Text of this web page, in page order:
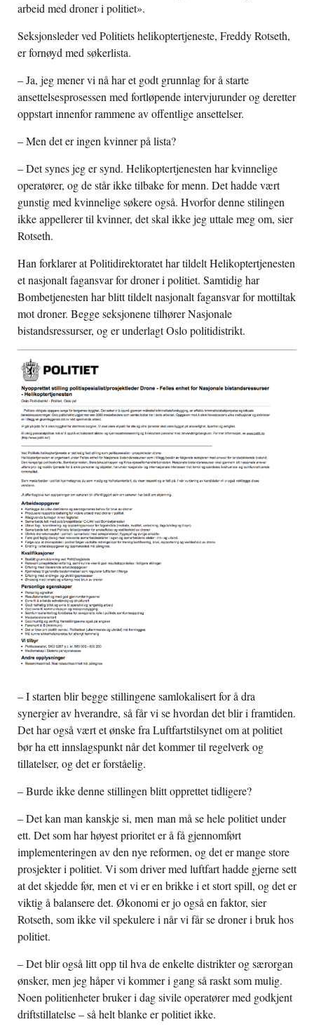
arbeid med droner i politiet».
Seksjonsleder ved Politiets helikoptertjeneste, Freddy Rotseth,
er fornøyd med søkerlista.
– Ja, jeg mener vi nå har et godt grunnlag for å starte
ansettelsesprosessen med fortløpende intervjurunder og deretter
oppstart innenfor rammene av offentlige ansettelser.
– Men det er ingen kvinner på lista?
– Det synes jeg er synd. Helikoptertjenesten har kvinnelige
operatører, og de står ikke tilbake for menn. Det hadde vært
gunstig med kvinnelige søkere også. Hvorfor denne stilingen
ikke appellerer til kvinner, det skal ikke jeg uttale meg om, sier
Rotseth.
Han forklarer at Politidirektoratet har tildelt Helikoptertjenesten
et nasjonalt fagansvar for droner i politiet. Samtidig har
Bombetjenesten har blitt tildelt nasjonalt fagansvar for mottiltak
mot droner. Begge seksjonene tilhører Nasjonale
bistandsressurser, og er underlagt Oslo politidistrikt.
– I starten blir begge stillingene samlokalisert for å dra
synergier av hverandre, så får vi se hvordan det blir i framtiden.
Det har også vært et ønske fra Luftfartstilsynet om at politiet
bør ha ett innslagspunkt når det kommer til regelverk og
tillatelser, og det er forståelig.
– Burde ikke denne stillingen blitt opprettet tidligere?
– Det kan man kanskje si, men man må se hele politiet under
ett. Det som har høyest prioritet er å få gjennomført
implementeringen av den nye reformen, og det er mange store
prosjekter i politiet. Vi som driver med luftfart hadde gjerne sett
at det skjedde før, men et vi er en brikke i et stort spill, og det er
viktig å balansere det. Økonomi er jo også en faktor, sier
Rotseth, som ikke vil spekulere i når vi får se droner i bruk hos
politiet.
– Det blir også litt opp til hva de enkelte distrikter og særorgan
ønsker, men jeg håper vi kommer i gang så raskt som mulig.
Noen politienheter bruker i dag sivile operatører med godkjent
driftstillatelse – så helt blanke er politiet ikke.